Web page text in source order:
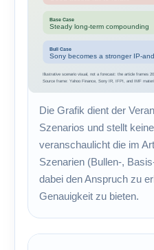
Die Grafik dient der
Szenarios und stellt
veranschaulicht die im
Szenarien (Bullen-,
dabei den Anspruch zu
Genauigkeit zu bieten.